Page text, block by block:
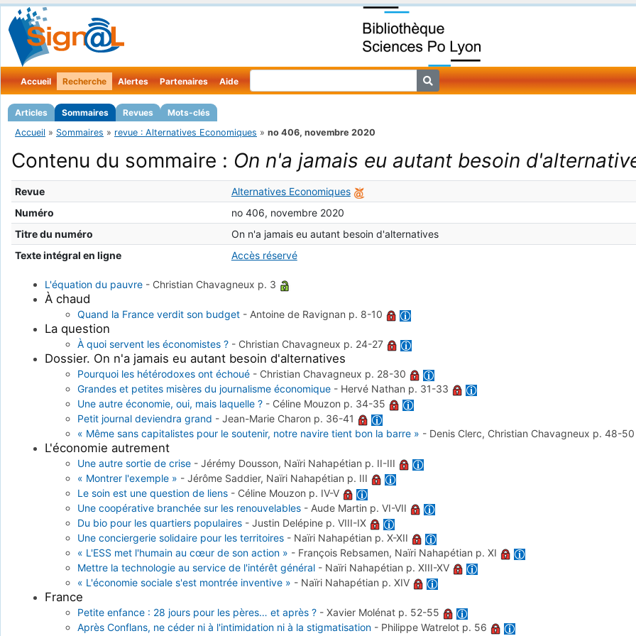
Accueil Recherche
Articles Sommaires Revues Mots-clés
Alertes Partenaires Aide
Accueil » Sommaires » revue : Alternatives Economiques » no 406, novembre 2020
Contenu du sommaire : On n'a jamais eu autant besoin
Revue
Alternatives Economiques
Numéro
no 406, novembre 2020
Titre du numéro
On n'a jamais eu autant besoin d'alternatives
Texte intégral en ligne
Accès réservé
L'équation du pauvre- Christian Chavagneux p. 3
À chaud
Quand la France verdit son budget -Antoine de Ravignan p. 8-10
La question
À quoi servent les économistes ? - Christian Chavagneux p. 24-27
Dossier. On n'a jamais eu autant besoin d'alternatives
Pourquoi les hétérodoxes ont échoué - Christian Chavagneux p. 28-30
Grandes et petites misères du journalisme économique - Hervé Nathan p. 31-33
Une autre économie, oui, mais laquelle ? - Céline Mouzon p. 34-35
Petit journal deviendra grand -Jean-Marie Charon p. 36-41
« Même sans capitalistes pour le soutenir, notre navire tient bon la barre » - Denis Clerc, Christian Chavagneux p. 48-
L'économie autrement
Une autre sortie de crise -Jérémy Dousson, Naïri Nahapétian p. II-III
« Montrer l'exemple » -Jérôme Saddier, Naïri Nahapétian p. III
Le soin est une question de liens - Céline Mouzon p. IV-V
Une coopérative branchée sur les renouvelables -Aude Martin p. VI-VII
Du bio pour les quartiers populaires -Justin Delépine p. VIII-IX
Une conciergerie solidaire pour les territoires - Naïri Nahapétian p. X-XII
« L'ESS met l'humain au cœur de son action » - François Rebsamen, Naïri Nahapétian p. XI
Mettre la technologie au service de l'intérêt général - Naïri Nahapétian p. XIII-XV
« L'économie sociale s'est montrée inventive » - Naïri Nahapétian p. XIV
France
Petite enfance : 28 jours pour les pères… et après ? -Xavier Molénat p. 52-55
Après Conflans, ne céder ni à l'intimidation ni à la stigmatisation - Philippe Watrelot p. 56